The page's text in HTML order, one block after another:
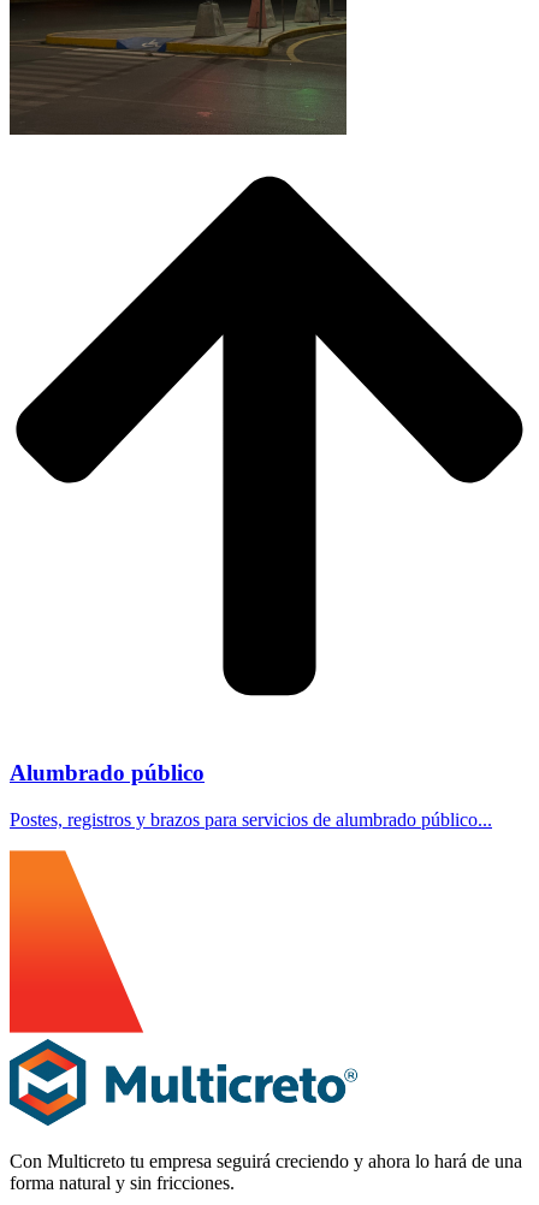
Alumbrado público
Postes, registros y brazos para servicios de alumbrado público...
Con Multicreto tu empresa seguirá creciendo y ahora lo hará de una
forma natural y sin fricciones.